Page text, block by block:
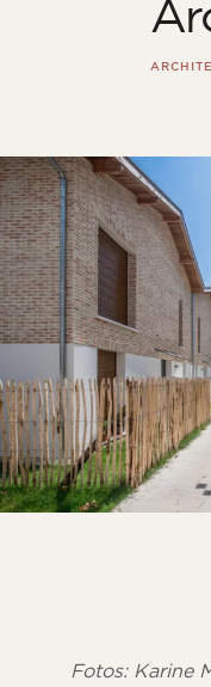
Pro
Fassade
Terrasse
Swimmingpool
Außenanlagen
ALLE AUSSENBEREICHE
Fotos: Karine